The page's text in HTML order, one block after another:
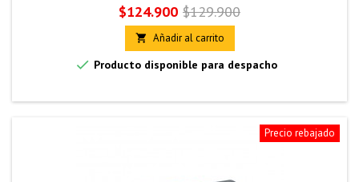
Precio
$124.900 Precio
base
$129.900
 Añadir al carrito
 Producto disponible para despacho
Precio rebajado